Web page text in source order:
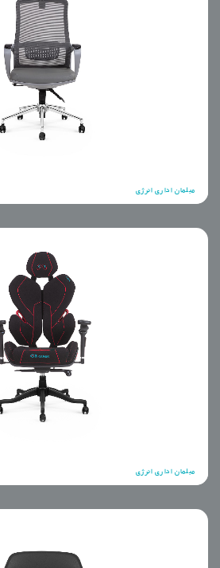
مبلمان اداری انرژی
مبلمان اداری انرژی